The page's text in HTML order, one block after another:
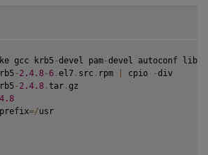
gcc krb5 -devel pam-devel autoconf
- 2.4 .8-6 . el7 . src . rpm cpio -div
- 2.4 .8 . tar . gz
.8
prefix=/usr